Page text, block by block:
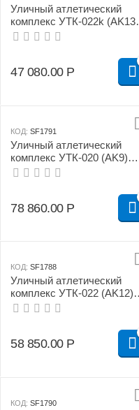
Уличный атлетический
комплекс УТК-022k (AK13)
100х100 мм (турник,
47 080.00 Р
КОД: SF1791
Уличный атлетический
комплекс УТК-020 (AK9)
60x60 мм (турник, брусья,
штанги)
78 860.00 Р
КОД: SF1788
Уличный атлетический
комплекс УТК-022 (AK12)
100х100 мм (турник,
58 850.00 Р
КОД: SF1790